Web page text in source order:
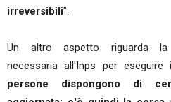
irreversibili".
Un altro aspetto riguarda la
necessaria all'Inps per eseguire
persone dispongono di